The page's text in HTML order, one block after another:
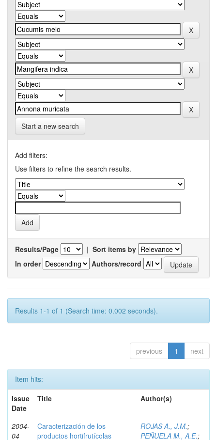
Start a new search
Add filters:
Use filters to refine the search results.
Results/Page | Sort items by
In order
Authors/record
Results 1-1 of 1 (Search time: 0.002 seconds).
previous 1 next
Item hits:
Issue
Date
Title Author(s)
2004-
04
Caracterización de los
productos hortifrutícolas
ROJAS A., J.M.;
PEÑUELA M., A.E.;